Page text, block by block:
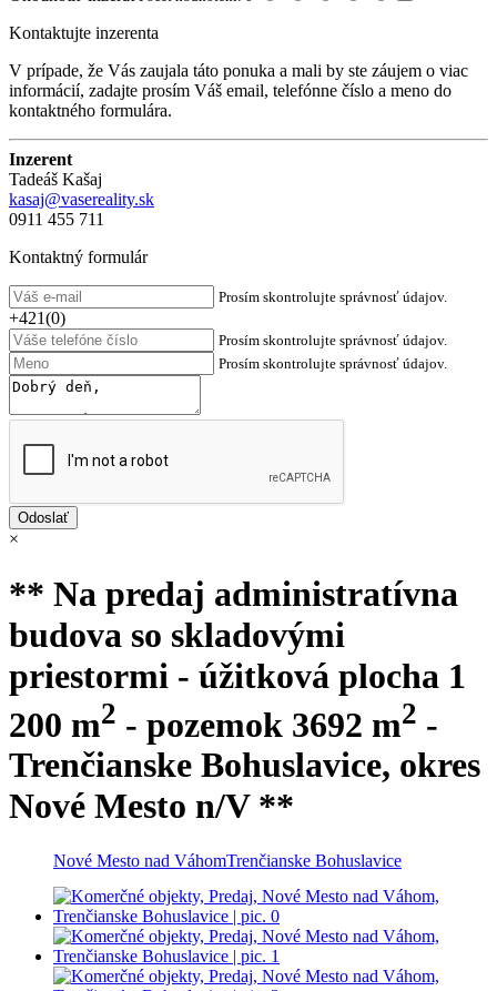
Kontaktujte inzerenta
V prípade, že Vás zaujala táto ponuka a mali by ste záujem o viac
informácií, zadajte prosím Váš email, telefónne číslo a meno do
kontaktného formulára.
Inzerent
Tadeáš Kašaj
kasaj@vasereality.sk
0911 455 711
Kontaktný formulár
Prosím skontrolujte správnosť údajov.
+421(0)
Prosím skontrolujte správnosť údajov.
Prosím skontrolujte správnosť údajov.
×
** Na predaj administratívna
budova so skladovými
priestormi - úžitková plocha 1
200 m2 - pozemok 3692 m2 -
Trenčianske Bohuslavice, okres
Nové Mesto n/V **
Nové Mesto nad VáhomTrenčianske Bohuslavice